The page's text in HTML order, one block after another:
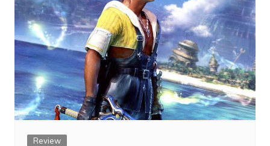
Review